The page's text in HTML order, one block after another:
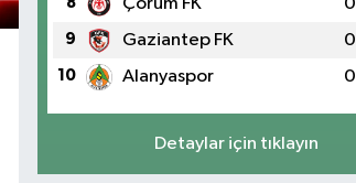
Çorum FK 0
9 Gaziantep FK 0
10 Alanyaspor 0
Detaylar için tıklayın